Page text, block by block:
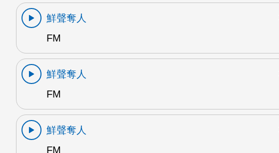
鮮聲奪人
FM
鮮聲奪人
FM
鮮聲奪人
FM